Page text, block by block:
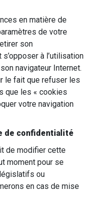
en matière de
de votre
son
à l’utilisation
navigateur Internet.
le fait que refuser les
que les « cookies
votre navigation
de confidentialité
de modifier cette
moment pour se
ou
en cas de mise